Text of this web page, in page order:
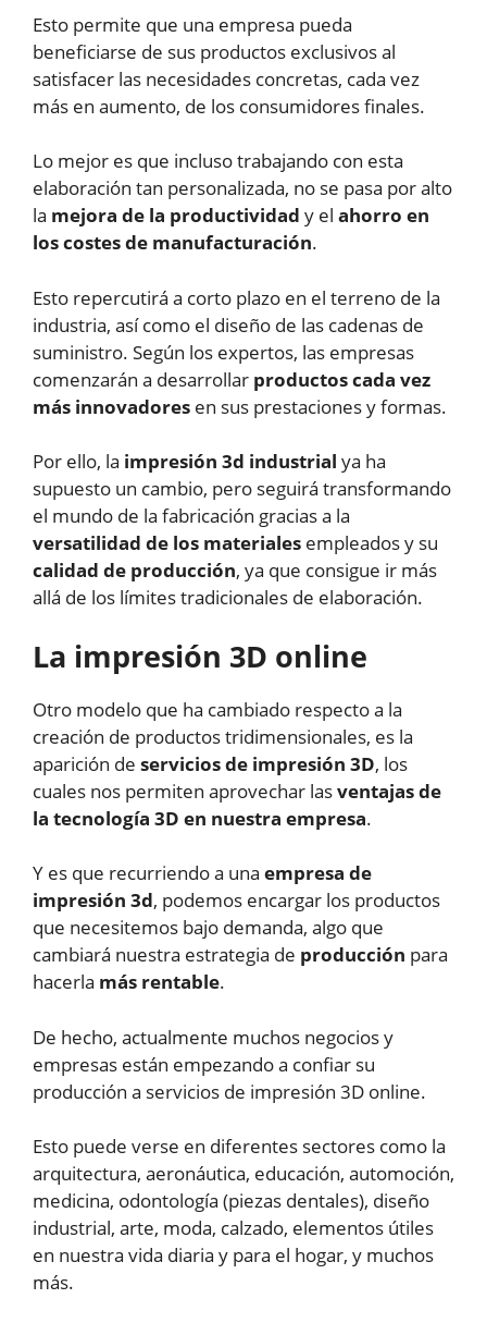
Esto permite que una empresa pueda
beneficiarse de sus productos exclusivos al
satisfacer las necesidades concretas, cada vez
más en aumento, de los consumidores finales.
Lo mejor es que incluso trabajando con esta
elaboración tan personalizada, no se pasa por alto
la mejora de la productividad y el ahorro en
los costes de manufacturación.
Esto repercutirá a corto plazo en el terreno de la
industria, así como el diseño de las cadenas de
suministro. Según los expertos, las empresas
comenzarán a desarrollar productos cada vez
más innovadores en sus prestaciones y formas.
Por ello, la impresión 3d industrial ya ha
supuesto un cambio, pero seguirá transformando
el mundo de la fabricación gracias a la
versatilidad de los materiales empleados y su
calidad de producción, ya que consigue ir más
allá de los límites tradicionales de elaboración.
La impresión 3D online
Otro modelo que ha cambiado respecto a la
creación de productos tridimensionales, es la
aparición de servicios de impresión 3D, los
cuales nos permiten aprovechar lasventajas de
la tecnología 3D en nuestra empresa.
Y es que recurriendo a una empresa de
impresión 3d, podemos encargar los productos
que necesitemos bajo demanda, algo que
cambiará nuestra estrategia de producción para
hacerla más rentable.
De hecho, actualmente muchos negocios y
empresas están empezando a confiar su
producción a servicios de impresión 3D online.
Esto puede verse en diferentes sectores como la
arquitectura, aeronáutica, educación, automoción,
medicina, odontología (piezas dentales), diseño
industrial, arte, moda, calzado, elementos útiles
en nuestra vida diaria y para el hogar, y muchos
más.